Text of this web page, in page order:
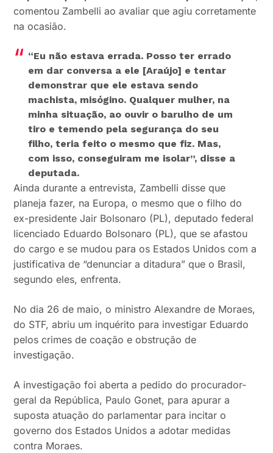
comentou Zambelli ao avaliar que agiu corretamente
na ocasião.
“Eu não estava errada. Posso ter errado
em dar conversa a ele [Araújo] e tentar
demonstrar que ele estava sendo
machista, misógino. Qualquer mulher, na
minha situação, ao ouvir o barulho de um
tiro e temendo pela segurança do seu
filho, teria feito o mesmo que fiz. Mas,
com isso, conseguiram me isolar”, disse a
deputada.
Ainda durante a entrevista, Zambelli disse que
planeja fazer, na Europa, o mesmo que o filho do
ex-presidente Jair Bolsonaro (PL), deputado federal
licenciado Eduardo Bolsonaro (PL), que se afastou
do cargo e se mudou para os Estados Unidos com a
justificativa de “denunciar a ditadura” que o Brasil,
segundo eles, enfrenta.
No dia 26 de maio, o ministro Alexandre de Moraes,
do STF, abriu um inquérito para investigar Eduardo
pelos crimes de coação e obstrução de
investigação.
A investigação foi aberta a pedido do procurador-
geral da República, Paulo Gonet, para apurar a
suposta atuação do parlamentar para incitar o
governo dos Estados Unidos a adotar medidas
contra Moraes.